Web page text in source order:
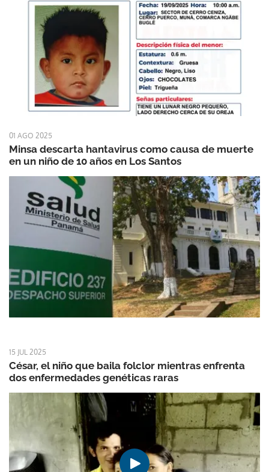
01 AGO 2025
Minsa descarta hantavirus como causa de muerte
en un niño de 10 años en Los Santos
15 JUL 2025
César, el niño que baila folclor mientras enfrenta
dos enfermedades genéticas raras